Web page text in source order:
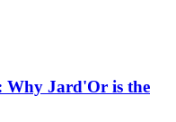
Why Jard'Or is the